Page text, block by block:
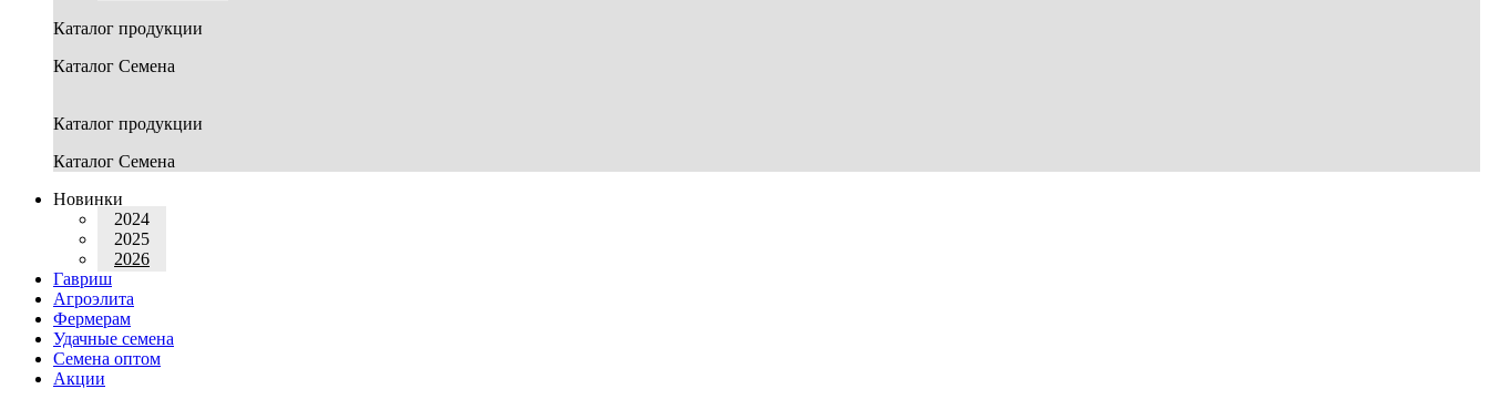
Каталог продукции
Каталог Семена
Каталог продукции
Каталог Семена
Новинки
2024
2025
2026
Гавриш
Агроэлита
Фермерам
Удачные семена
Семена оптом
Акции